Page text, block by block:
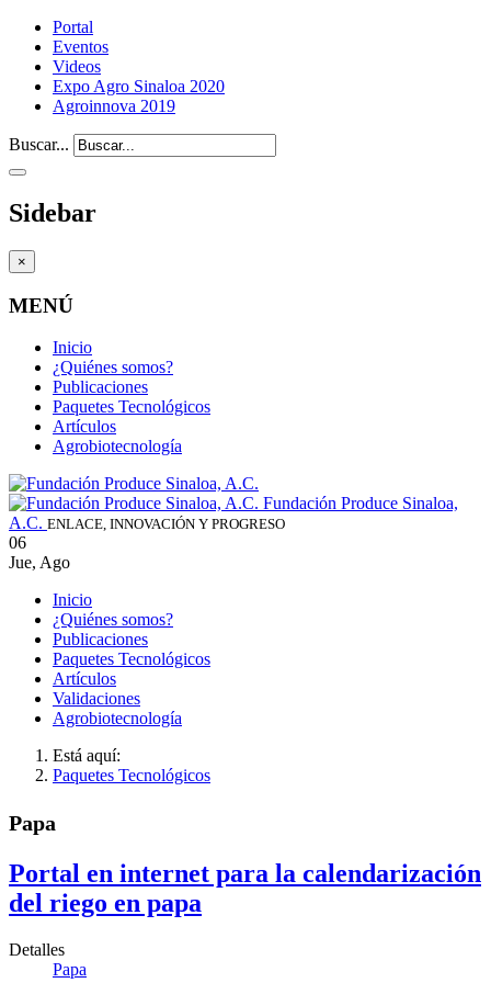
Portal
Eventos
Videos
Expo Agro Sinaloa 2020
Agroinnova 2019
Buscar...
Sidebar
×
MENÚ
Inicio
¿Quiénes somos?
Publicaciones
Paquetes Tecnológicos
Artículos
Agrobiotecnología
Fundación Produce Sinaloa,
A.C. ENLACE, INNOVACIÓN Y PROGRESO
06
Jue, Ago
Inicio
¿Quiénes somos?
Publicaciones
Paquetes Tecnológicos
Artículos
Validaciones
Agrobiotecnología
Está aquí:
Paquetes Tecnológicos
Papa
Portal en internet para la calendarización
del riego en papa
Detalles
Papa